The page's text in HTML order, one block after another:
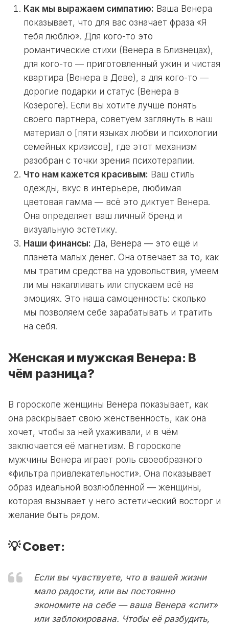
Как мы выражаем симпатию: Ваша Венера
показывает, что для вас означает фраза «Я
тебя люблю». Для кого-то это
романтические стихи (Венера в Близнецах),
для кого-то — приготовленный ужин и чистая
квартира (Венера в Деве), а для кого-то —
дорогие подарки и статус (Венера в
Козероге). Если вы хотите лучше понять
своего партнера, советуем заглянуть в наш
материал о [пяти языках любви и психологии
семейных кризисов], где этот механизм
разобран с точки зрения психотерапии.
Что нам кажется красивым: Ваш стиль
одежды, вкус в интерьере, любимая
цветовая гамма — всё это диктует Венера.
Она определяет ваш личный бренд и
визуальную эстетику.
Наши финансы: Да, Венера — это ещё и
планета малых денег. Она отвечает за то, как
мы тратим средства на удовольствия, умеем
ли мы накапливать или спускаем всё на
эмоциях. Это наша самоценность: сколько
мы позволяем себе зарабатывать и тратить
на себя.
Женская и мужская Венера: В
чём разница?
В гороскопе женщины Венера показывает, как
она раскрывает свою женственность, как она
хочет, чтобы за ней ухаживали, и в чём
заключается её магнетизм. В гороскопе
мужчины Венера играет роль своеобразного
«фильтра привлекательности». Она показывает
образ идеальной возлюбленной — женщины,
которая вызывает у него эстетический восторг и
желание быть рядом.
💡 Совет:
Если вы чувствуете, что в вашей жизни
мало радости, или вы постоянно
экономите на себе — ваша Венера «спит»
или заблокирована. Чтобы её разбудить,